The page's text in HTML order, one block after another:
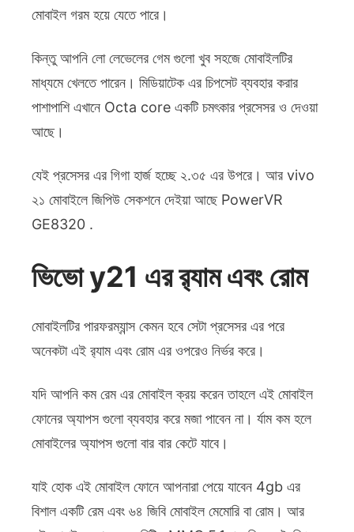
মোবাইল গরম হয়ে যেতে পারে।
কিন্তু আপনি লো লেভেলের গেম গুলো খুব সহজে মোবাইলটির
মাধ্যমে খেলতে পারেন। মিডিয়াটেক এর চিপসেট ব্যবহার করার
পাশাপাশি এখানে Octa core একটি চমৎকার প্রসেসর ও দেওয়া
আছে।
যেই প্রসেসর এর গিগা হার্জ হচ্ছে ২.৩৫ এর উপরে। আর vivo
২১ মোবাইলে জিপিউ সেকশনে দেইয়া আছে PowerVR
GE8320 .
ভিভো y21 এর র‍্যাম এবং রোম
মোবাইলটির পারফরম্যান্স কেমন হবে সেটা প্রসেসর এর পরে
অনেকটা এই র‍্যাম এবং রোম এর ওপরেও নির্ভর করে।
যদি আপনি কম রেম এর মোবাইল ক্রয় করেন তাহলে এই মোবাইল
ফোনের অ্যাপস গুলো ব্যবহার করে মজা পাবেন না। র্যাম কম হলে
মোবাইলের অ্যাপস গুলো বার বার কেটে যাবে।
যাই হোক এই মোবাইল ফোনে আপনারা পেয়ে যাবেন 4gb এর
বিশাল একটি রেম এবং ৬৪ জিবি মোবাইল মেমোরি বা রোম। আর